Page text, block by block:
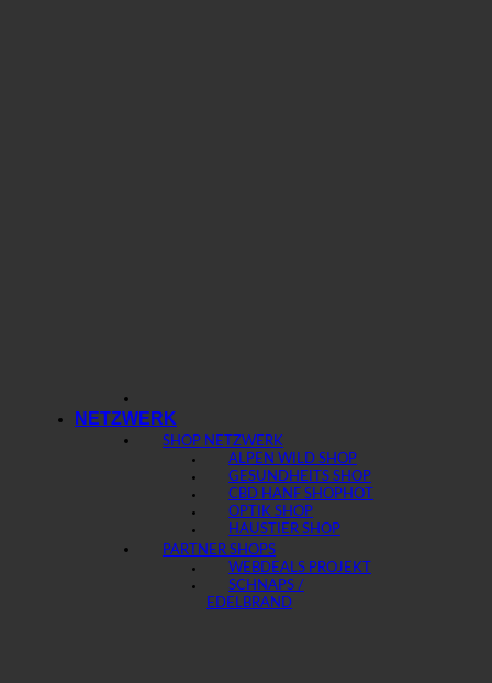
NETZWERK
SHOP NETZWERK
ALPEN WILD SHOP
GESUNDHEITS SHOP
CBD HANF SHOP
OPTIK SHOP
HAUSTIER SHOP
PARTNER SHOPS
WEBDEALS PROJEKT
SCHNAPS /
EDELBRAND